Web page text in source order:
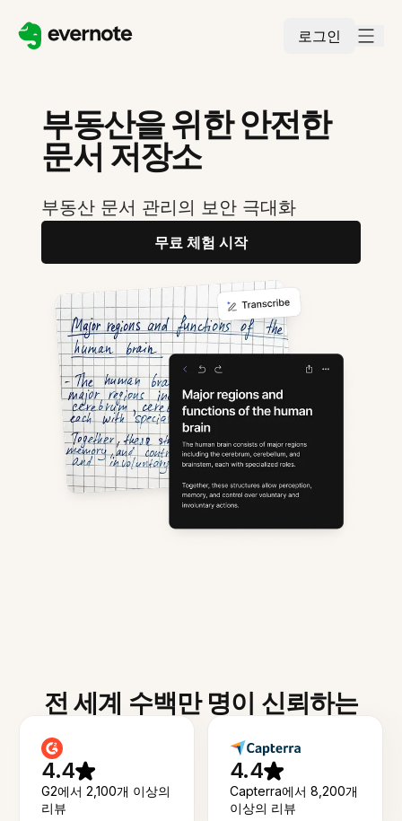
로그인
부동산을 위한 안전한
문서 저장소
부동산 문서 관리의 보안 극대화
무료 체험 시작
전 세계 수백만 명이 신뢰하는
4.4
G2에서 2,100개 이상의
리뷰
4.4
Capterra에서 8,200개
이상의 리뷰